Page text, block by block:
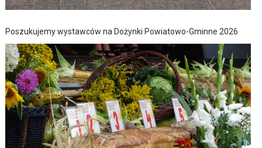
Poszukujemy wystawców na Dożynki Powiatowo-Gminne 2026